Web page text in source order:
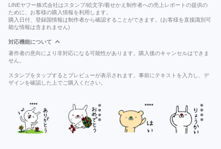
LINEヤフー株式会社はスタンプ/絵文字/着せかえ制作者への売上レポートの提供の
ために、お客様の購入情報を利用します。
購入日付、登録国情報は制作者から確認することができます。(お客様を直接識別可
能な情報は含まれません)
対応機能について
著作者の意向により非対応になる可能性があります。購入後のキャンセルはできま
せん。
スタンプをタップするとプレビューが表示されます。事前にテキストを入力し、デ
ザインを確認した上でご購入ください。